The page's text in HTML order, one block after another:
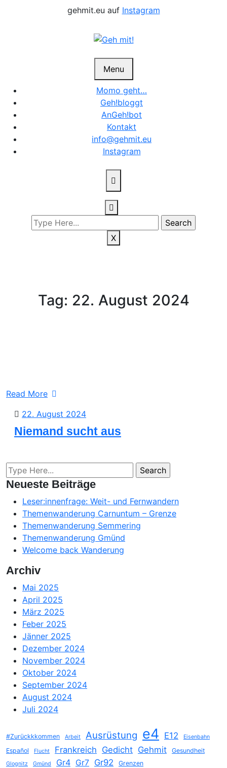
gehmit.eu auf Instagram
Menu
Momo geht…
Geh!bloggt
AnGeh!bot
Kontakt
info@gehmit.eu
Instagram
X
Tag: 22. August 2024
Read More
22. August 202422.
August
2024
Niemand sucht aus
Neueste Beiträge
Leser:innenfrage: Weit- und Fernwandern
Themenwanderung Carnuntum – Grenze
Themenwanderung Semmering
Themenwanderung Gmünd
Welcome back Wanderung
Archiv
Mai 2025
April 2025
März 2025
Feber 2025
Jänner 2025
Dezember 2024
November 2024
Oktober 2024
September 2024
August 2024
Juli 2024
#Zurückkkommen Arbeit Ausrüstung e4 E12 Eisenbahn
Español Flucht Frankreich Gedicht Gehmit Gesundheit
Glognitz Gmünd Gr4 Gr7 Gr92 Grenzen